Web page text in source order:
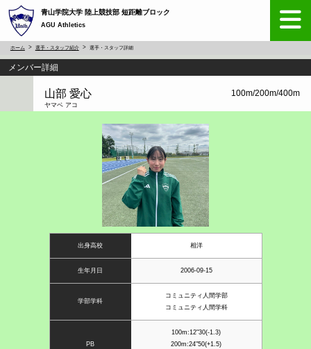
青山学院大学 陸上競技部 短距離ブロック
AGU Athletics
ホーム 選手・スタッフ紹介 選手・スタッフ詳細
メンバー詳細
山部 愛心
ヤマベ アコ
100m/200m/400m
出身高校 相洋
生年月日 2006-09-15
学部学科
コミュニティ人間学部
コミュニティ人間学科
PB
100m:12"30(-1.3)
200m:24"50(+1.5)